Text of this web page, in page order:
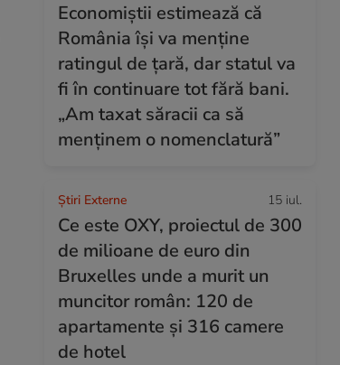
Economiștii estimează că
România își va menține
ratingul de țară, dar statul va
fi în continuare tot fără bani.
„Am taxat săracii ca să
menținem o nomenclatură”
Știri Externe 15 iul.
Ce este OXY, proiectul de 300
de milioane de euro din
Bruxelles unde a murit un
muncitor român: 120 de
apartamente și 316 camere
de hotel